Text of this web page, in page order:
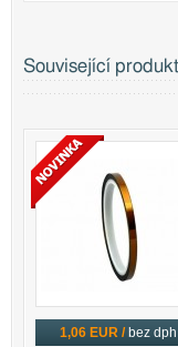
Související
1,06 EUR / bez dph